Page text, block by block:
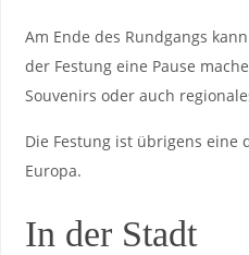
Am Ende des Rundgangs
der Festung eine Pause
Souvenirs oder auch
Die Festung ist übrigens eine
Europa.
In der Stadt